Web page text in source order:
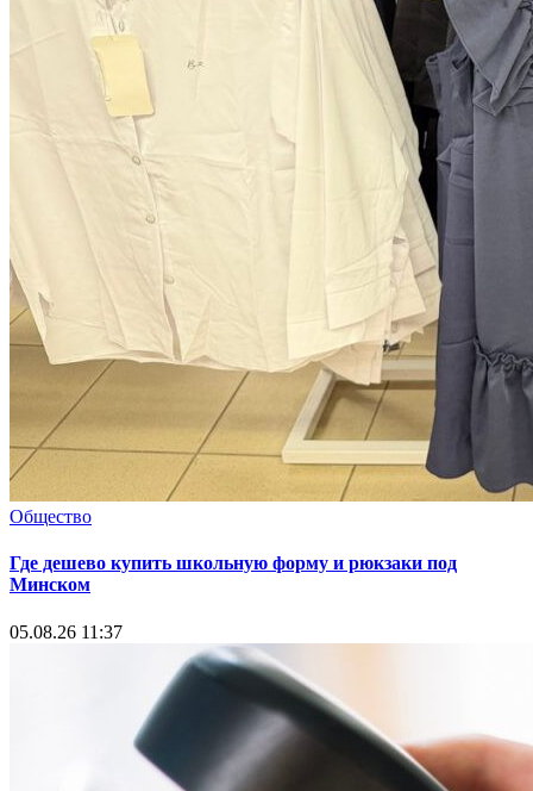
Общество
Где дешево купить школьную форму и рюкзаки под
Минском
05.08.26 11:37